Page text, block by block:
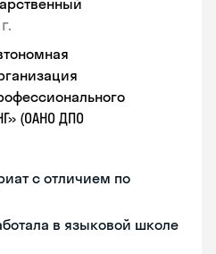
(ОАНО ДПО
с отличием по
в языковой школе